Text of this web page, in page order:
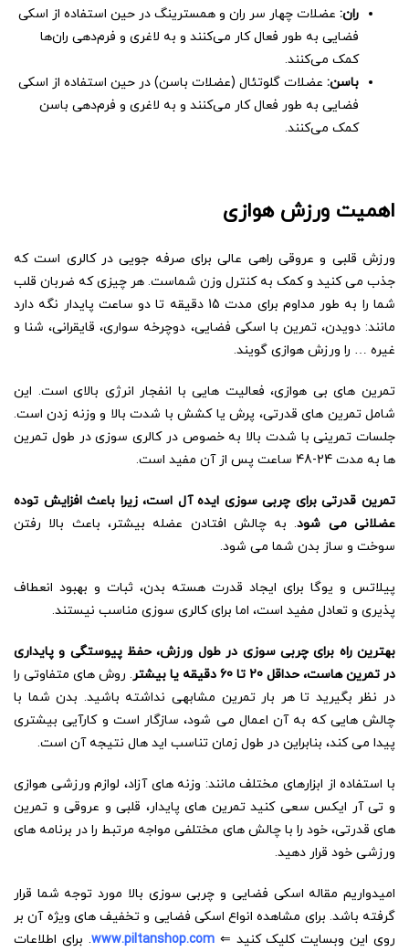
ران: عضلات چهار سر ران و همسترینگ در حین استفاده از اسکی
فضایی به طور فعال کار می‌کنند و به لاغری و فرم‌دهی ران‌ها
کمک می‌کنند.
باسن: عضلات گلوتئال (عضلات باسن) در حین استفاده از اسکی
فضایی به طور فعال کار می‌کنند و به لاغری و فرم‌دهی باسن
کمک می‌کنند.
اهمیت ورزش هوازی
ورزش قلبی و عروقی راهی عالی برای صرفه جویی در کالری است که
جذب می کنید و کمک به کنترل وزن شماست. هر چیزی که ضربان قلب
شما را به طور مداوم برای مدت 15 دقیقه تا دو ساعت پایدار نگه دارد
مانند: دویدن، تمرین با اسکی فضایی، دوچرخه سواری، قایقرانی، شنا و
غیره … را ورزش هوازی گویند.
تمرین های بی هوازی، فعالیت هایی با انفجار انرژی بالای است. این
شامل تمرین های قدرتی، پرش یا کشش با شدت بالا و وزنه زدن است.
جلسات تمرینی با شدت بالا به خصوص در کالری سوزی در طول تمرین
ها به مدت 24-48 ساعت پس از آن مفید است.
تمرین قدرتی برای چربی سوزی ایده آل است، زیرا باعث افزایش توده
عضلانی می شود. به چالش افتادن عضله بیشتر، باعث بالا رفتن
سوخت و ساز بدن شما می شود.
پیلاتس و یوگا برای ایجاد قدرت هسته بدن، ثبات و بهبود انعطاف
پذیری و تعادل مفید است، اما برای کالری سوزی مناسب نیستند.
بهترین راه برای چربی سوزی در طول ورزش، حفظ پیوستگی و پایداری
در تمرین هاست، حداقل 20 تا 60 دقیقه یا بیشتر
. روش های متفاوتی را
در نظر بگیرید تا هر بار تمرین مشابهی نداشته باشید. بدن شما با
چالش هایی که به آن اعمال می شود، سازگار است و کارآیی بیشتری
پیدا می کند، بنابراین در طول زمان تناسب اید هال نتیجه آن است.
با استفاده از ابزارهای مختلف مانند: وزنه های آزاد، لوازم ورزشی هوازی
و تی آر ایکس سعی کنید تمرین های پایدار، قلبی و عروقی و تمرین
های قدرتی، خود را با چالش های مختلفی مواجه مرتبط را در برنامه های
ورزشی خود قرار دهید.
امیدواریم مقاله اسکی فضایی و چربی سوزی بالا مورد توجه شما قرار
گرفته باشد. برای مشاهده انواع اسکی فضایی و تخفیف های ویژه آن بر
روی این وبسایت کلیک کنید ⇐www.piltanshop.com. برای اطلاعات